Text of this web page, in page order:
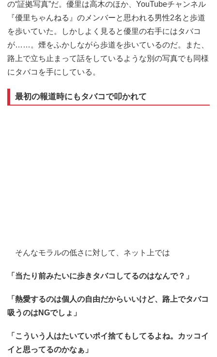
の“証拠写真”だ。優里は高木のほか、YouTubeチャンネル
『優里ちゃんねる』のメンバーと思われる男性2名と歩道
を歩いていた。しかしよく見ると優里の右手にはタバコ
が……。煙をふかしながら歩道を歩いているのだ。また、
路上で立ち止まって話をしているような別の写真でも同様
にタバコを手にしている。
最初の報道時にもタバコで叩かれて
そんなモラルの低さに対して、ネット上では
「当たり前みたいに歩きタバコしてるのはなんで？」
「熱愛するのは個人の自由だからいいけど、路上でタバコ
吸うのはNGでしょ」
「こういう人はたいていポイ捨てもしてるよね。カッコイ
イと思ってるのかなぁ」